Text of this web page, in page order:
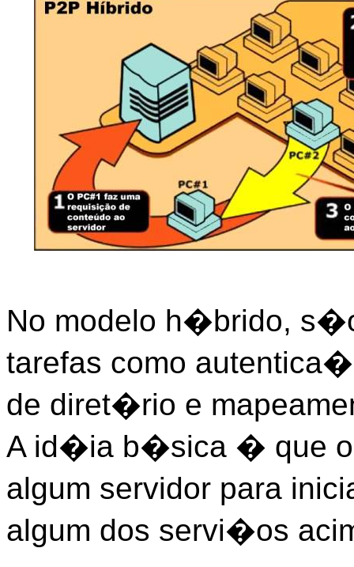
No modelo h�brido,
tarefas como
de diret�rio e
A id�ia b�sica � que
algum servidor para
algum dos servi�os